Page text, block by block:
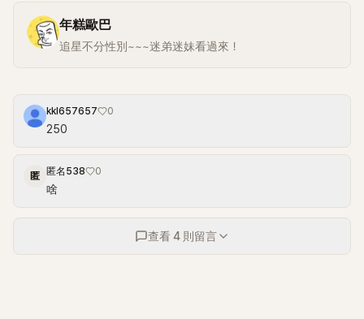
年糕歐巴
追星不分性別~~~迷弟迷妹看過來！
kkl657657 0
250
匿 匿名538 0
啥
查看 4 則留言